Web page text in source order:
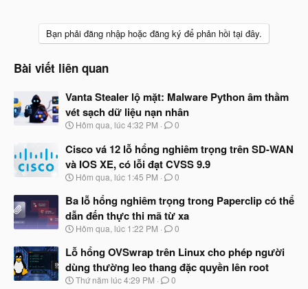
Bạn phải đăng nhập hoặc đăng ký để phản hồi tại đây.
Bài viết liên quan
Vanta Stealer lộ mặt: Malware Python âm thầm
vét sạch dữ liệu nạn nhân
N
à
y
b
ắ
đ
ầ
u
Hôm qua, lúc 4:32 PM 0
Cisco vá 12 lỗ hổng nghiêm trọng trên SD-WAN
và IOS XE, có lỗi đạt CVSS 9.9
N
à
y
b
ắ
đ
ầ
u
Hôm qua, lúc 1:45 PM 0
Ba lỗ hổng nghiêm trọng trong Paperclip có thể
dẫn đến thực thi mã từ xa
N
à
b
ắ
Hôm qua, lúc 1:22 PM 0
Lỗ hổng OVSwrap trên Linux cho phép người
dùng thường leo thang đặc quyền lên root
N
Thứ năm lúc 4:29 PM 0